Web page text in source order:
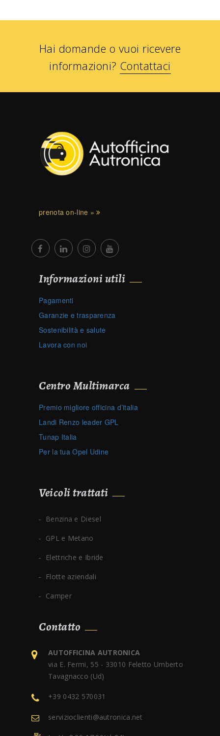
Hai domande o vuoi ricevere
informazioni? Contattaci
prenota on-line »
Informazioni utili
Pagamenti
Garanzie e trasparenza
Sostenibilità e salute
Lavora con noi
Centro Multimarca
Premio migliore officina d’italia
Landi Renzo leader GPL
Tunap Italia
Per la tua Opel Udine
Veicoli trattati
Benzina e Diesel
GPL e Metano
Elettriche e Ibride
Flotte aziendali
Camper
Contatto
AUTOFFICINA AUTRONICA
via E. Fermi, 55 - 33010 Feletto Umberto
Tavagnacco (Ud)
+39 0432 570031
servizioclienti@autronica.net